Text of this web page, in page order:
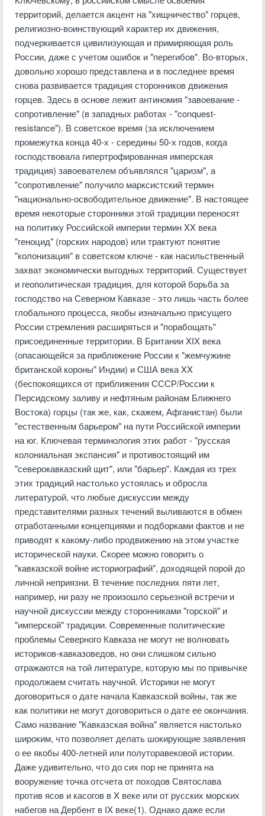
территорий, делается акцент на "хищничество" горцев,
религиозно-воинствующий характер их движения,
подчеркивается цивилизующая и примиряющая роль
России, даже с учетом ошибок и "перегибов". Во-вторых,
довольно хорошо представлена и в последнее время
снова развивается традиция сторонников движения
горцев. Здесь в основе лежит антиномия "завоевание -
сопротивление" (в западных работах - "conquest-
resistance"). В советское время (за исключением
промежутка конца 40-х - середины 50-х годов, когда
господствовала гипертрофированная имперская
традиция) завоевателем объявлялся "царизм", а
"сопротивление" получило марксистский термин
"национально-освободительное движение". В настоящее
время некоторые сторонники этой традиции переносят
на политику Российской империи термин XX века
"геноцид" (горских народов) или трактуют понятие
"колонизация" в советском ключе - как насильственный
захват экономически выгодных территорий. Существует
и геополитическая традиция, для которой борьба за
господство на Северном Кавказе - это лишь часть более
глобального процесса, якобы изначально присущего
России стремления расширяться и "порабощать"
присоединенные территории. В Британии XIX века
(опасающейся за приближение России к "жемчужине
британской короны" Индии) и США века XX
(беспокоящихся от приближения СССР/России к
Персидскому заливу и нефтяным районам Ближнего
Востока) горцы (так же, как, скажем, Афганистан) были
"естественным барьером" на пути Российской империи
на юг. Ключевая терминология этих работ - "русская
колониальная экспансия" и противостоящий им
"северокавказский щит", или "барьер". Каждая из трех
этих традиций настолько устоялась и обросла
литературой, что любые дискуссии между
представителями разных течений выливаются в обмен
отработанными концепциями и подборками фактов и не
приводят к какому-либо продвижению на этом участке
исторической науки. Скорее можно говорить о
"кавказской войне историографий", доходящей порой до
личной неприязни. В течение последних пяти лет,
например, ни разу не произошло серьезной встречи и
научной дискуссии между сторонниками "горской" и
"имперской" традиции. Современные политические
проблемы Северного Кавказа не могут не волновать
историков-кавказоведов, но они слишком сильно
отражаются на той литературе, которую мы по привычке
продолжаем считать научной. Историки не могут
договориться о дате начала Кавказской войны, так же
как политики не могут договориться о дате ее окончания.
Само название "Кавказская война" является настолько
широким, что позволяет делать шокирующие заявления
о ее якобы 400-летней или полуторавековой истории.
Даже удивительно, что до сих пор не принята на
вооружение точка отсчета от походов Святослава
против ясов и касогов в X веке или от русских морских
набегов на Дербент в IX веке(1). Однако даже если